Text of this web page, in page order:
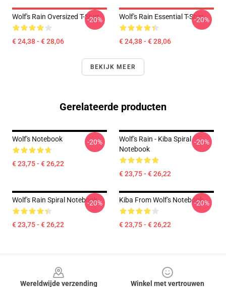
Wolf's Rain Oversized T-Shirt
€ 24,38 - € 28,06
-20% Wolf's Rain Essential T-Shirt
€ 24,38 - € 28,06
-20%
BEKIJK MEER
Gerelateerde producten
Wolf's Notebook
€ 23,75 - € 26,22
-20%
Wolf's Rain - Kiba Spiral
Notebook
€ 23,75 - € 26,22
-20%
Wolf's Rain Spiral Notebook
€ 23,75 - € 26,22
-20% Kiba From Wolf's Notebook
€ 23,75 - € 26,22
-20%
Wereldwijde verzending
Winkel met vertrouwen